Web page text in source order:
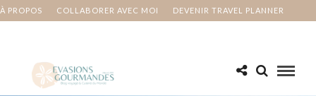
À PROPOS COLLABORER AVEC MOI DEVENIR TRAVEL PLANNER